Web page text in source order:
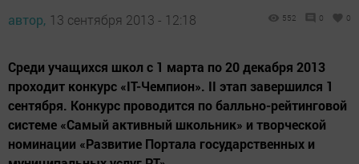
автор, 13 сентября 2013 - 12:18 552 0 0
Среди учащихся школ с 1 марта по 20 декабря 2013
проходит конкурс «IT-Чемпион». II этап завершился 1
сентября. Конкурс проводится по балльно-рейтинговой
системе «Самый активный школьник» и творческой
номинации «Развитие Портала государственных и